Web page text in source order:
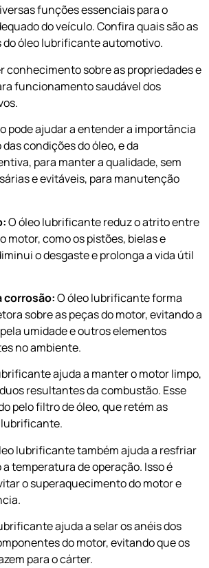
funções essenciais para o
do veículo. Confira quais são as
óleo lubrificante automotivo.
conhecimento sobre as propriedades e
funcionamento saudável dos
pode ajudar a entender a importância
condições do óleo, e da
para manter a qualidade, sem
e evitáveis, para manutenção
O óleo lubrificante reduz o atrito entre
motor, como os pistões, bielas e
o desgaste e prolonga a vida útil
corrosão:O óleo lubrificante forma
sobre as peças do motor, evitando a
umidade e outros elementos
no ambiente.
ajuda a manter o motor limpo,
resultantes da combustão. Esse
pelo filtro de óleo, que retém as
lubrificante.
lubrificante também ajuda a resfriar
temperatura de operação. Isso é
o superaquecimento do motor e
ajuda a selar os anéis dos
do motor, evitando que os
para o cárter.